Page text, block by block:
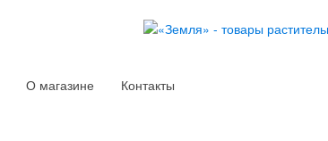
О магазине Контакты